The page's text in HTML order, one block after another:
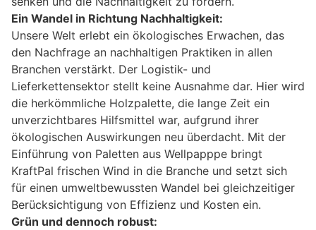
Ein Wandel in Richtung Nachhaltigkeit:
Unsere Welt erlebt ein ökologisches Erwachen, das
den Nachfrage an nachhaltigen Praktiken in allen
Branchen verstärkt. Der Logistik- und
Lieferkettensektor stellt keine Ausnahme dar. Hier wird
die herkömmliche Holzpalette, die lange Zeit ein
unverzichtbares Hilfsmittel war, aufgrund ihrer
ökologischen Auswirkungen neu überdacht. Mit der
Einführung von Paletten aus Wellpapppe bringt
KraftPal frischen Wind in die Branche und setzt sich
für einen umweltbewussten Wandel bei gleichzeitiger
Berücksichtigung von Effizienz und Kosten ein.
Grün und dennoch robust: